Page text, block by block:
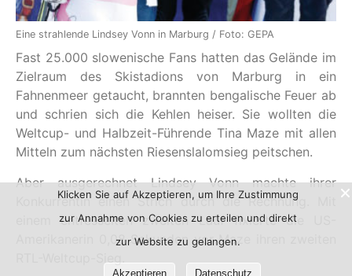
Eine strahlende Lindsey Vonn in Marburg / Foto: GEPA
Fast 25.000 slowenische Fans hatten das Gelände im
Zielraum des Skistadions von Marburg in ein
Fahnenmeer getaucht, brannten bengalische Feuer ab
und schrien sich die Kehlen heiser. Sie wollten die
Weltcup- und Halbzeit-Führende Tina Maze mit allen
Mitteln zum nächsten Riesenslalomsieg peitschen.
Aber ausgerechnet Lindsey Vonn machte ihrer
Konkurrentin einen Strich durch die Rechnung. Mit
einem entfesselten zweiten Lauf fixierte die US-
Amerikanerin 0,08 Sekunden vor Maze ihren zweiten
Klicken Sie auf Akzeptieren, um Ihre Zustimmung
zur Annahme von Cookies zu erteilen und direkt
zur Website zu gelangen.
Akzeptieren Datenschutz